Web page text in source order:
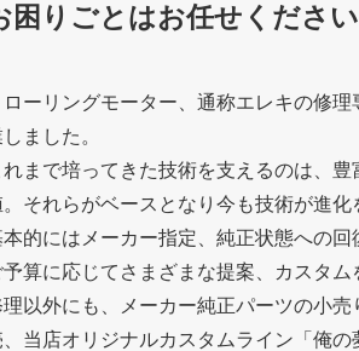
困りごとはお任せくださ
ローリングモーター、通称エレキの修
ました。
れまで培ってきた技術を支えるのは、
。それらがベースとなり今も技術が進化
本的にはメーカー指定、純正状態への
予算に応じてさまざまな提案、カスタム
理以外にも、メーカー純正パーツの小
、当店オリジナルカスタムライン「俺